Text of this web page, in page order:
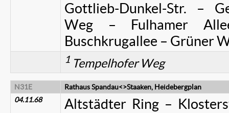
Gottlieb-Dunkel-Str. –
Weg – Fulhamer
Buschkrugallee – Grüner
1 Tempelhofer Weg
N31E
Rathaus Spandau<>Staaken, Heidebergplan
04.11.68
Altstädter Ring –